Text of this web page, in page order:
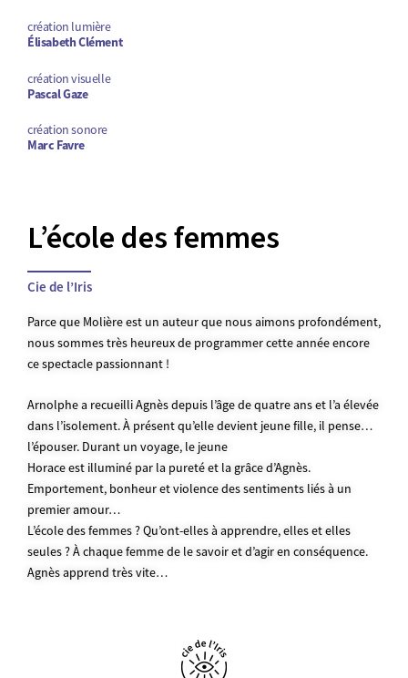
création lumière
Élisabeth Clément
création visuelle
Pascal Gaze
création sonore
Marc Favre
L’école des femmes
Cie de l’Iris
Parce que Molière est un auteur que nous aimons profondément,
nous sommes très heureux de programmer cette année encore
ce spectacle passionnant !
Arnolphe a recueilli Agnès depuis l’âge de quatre ans et l’a élevée
dans l’isolement. À présent qu’elle devient jeune fille, il pense…
l’épouser. Durant un voyage, le jeune
Horace est illuminé par la pureté et la grâce d’Agnès.
Emportement, bonheur et violence des sentiments liés à un
premier amour…
L’école des femmes ? Qu’ont-elles à apprendre, elles et elles
seules ? À chaque femme de le savoir et d’agir en conséquence.
Agnès apprend très vite…